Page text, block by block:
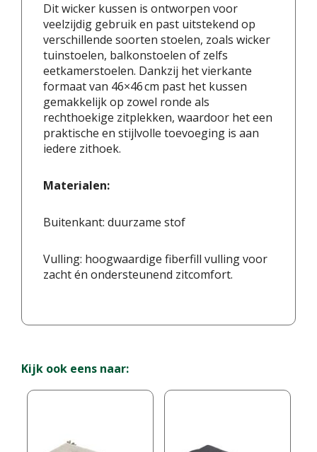
Dit wicker kussen is ontworpen voor
veelzijdig gebruik en past uitstekend op
verschillende soorten stoelen, zoals wicker
tuinstoelen, balkonstoelen of zelfs
eetkamerstoelen. Dankzij het vierkante
formaat van 46×46 cm past het kussen
gemakkelijk op zowel ronde als
rechthoekige zitplekken, waardoor het een
praktische en stijlvolle toevoeging is aan
iedere zithoek.
Materialen:
Buitenkant: duurzame stof
Vulling: hoogwaardige fiberfill vulling voor
zacht én ondersteunend zitcomfort.
Kijk ook eens naar: